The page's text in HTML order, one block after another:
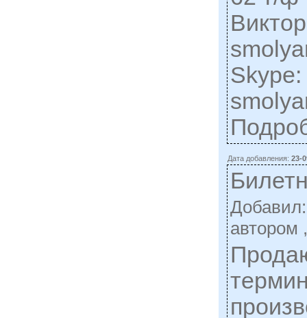
Skype:
Дата добавления:23-
автором